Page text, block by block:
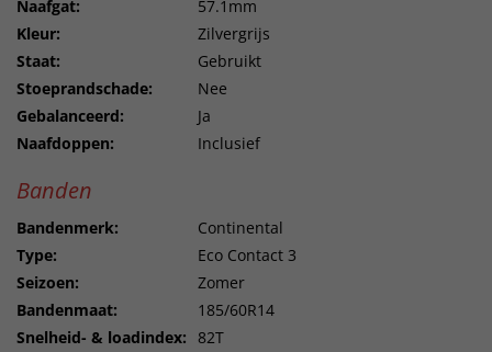
Naafgat:
57.1mm
Kleur:
Zilvergrijs
Staat:
Gebruikt
Stoeprandschade:
Nee
Gebalanceerd:
Ja
Naafdoppen:
Inclusief
Banden
Bandenmerk:
Continental
Type:
Eco Contact 3
Seizoen:
Zomer
Bandenmaat:
185/60R14
Snelheid- & loadindex: 82T